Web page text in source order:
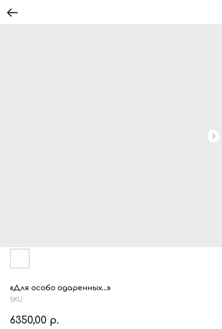
«Для особо одаренных…»
SKU:
6350,00 р.